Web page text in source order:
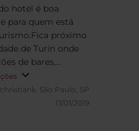
hotel é boa
para quem está
próximo
de Turin onde
de bares,
tipos de
se cuidado com
São Paulo, SP
17/01/2019